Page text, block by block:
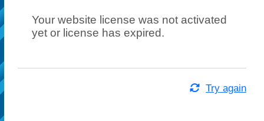
Your website license was not activated
yet or license has expired.
Try again